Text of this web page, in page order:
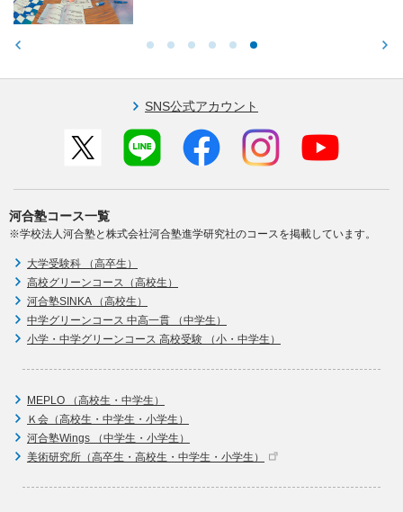
SNS公式アカウント
河合塾コース一覧
※学校法人河合塾と株式会社河合塾進学研究社のコースを掲載しています。
大学受験科 （高卒生）
高校グリーンコース（高校生）
河合塾SINKA （高校生）
中学グリーンコース 中高一貫 （中学生）
小学・中学グリーンコース 高校受験 （小・中学生）
MEPLO （高校生・中学生）
Ｋ会（高校生・中学生・小学生）
河合塾Wings （中学生・小学生）
美術研究所（高卒生・高校生・中学生・小学生）